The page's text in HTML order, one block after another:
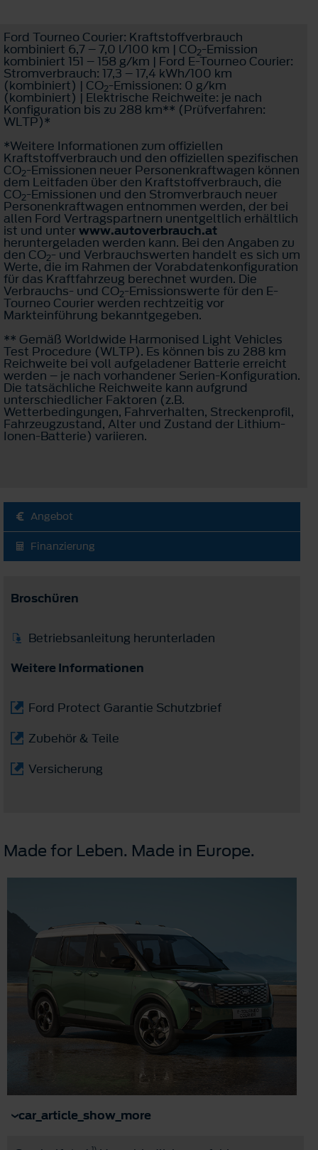
Ford Tourneo Courier: Kraftstoffverbrauch
kombiniert 6,7 – 7,0 l/100 km | CO2-Emission
kombiniert 151 – 158 g/km | Ford E-Tourneo Courier:
Stromverbrauch: 17,3 – 17,4 kWh/100 km
(kombiniert) | CO2-Emissionen: 0 g/km
(kombiniert) | Elektrische Reichweite: je nach
Konfiguration bis zu 288 km** (Prüfverfahren:
WLTP)*
*Weitere Informationen zum offiziellen
Kraftstoffverbrauch und den offiziellen spezifischen
CO2-Emissionen neuer Personenkraftwagen können
dem Leitfaden über den Kraftstoffverbrauch, die
CO2-Emissionen und den Stromverbrauch neuer
Personenkraftwagen entnommen werden, der bei
allen Ford Vertragspartnern unentgeltlich erhältlich
ist und unterwww.autoverbrauch.at
heruntergeladen werden kann. Bei den Angaben zu
den CO2- und Verbrauchswerten handelt es sich um
Werte, die im Rahmen der Vorabdatenkonfiguration
für das Kraftfahrzeug berechnet wurden. Die
Verbrauchs- und CO2-Emissionswerte für den E-
Tourneo Courier werden rechtzeitig vor
Markteinführung bekanntgegeben.
** Gemäß Worldwide Harmonised Light Vehicles
Test Procedure (WLTP). Es können bis zu 288 km
Reichweite bei voll aufgeladener Batterie erreicht
werden – je nach vorhandener Serien-Konfiguration.
Die tatsächliche Reichweite kann aufgrund
unterschiedlicher Faktoren (z.B.
Wetterbedingungen, Fahrverhalten, Streckenprofil,
Fahrzeugzustand, Alter und Zustand der Lithium-
Ionen-Batterie) variieren.
Angebot
Finanzierung
Broschüren
Betriebsanleitung herunterladen
Weitere Informationen
Ford Protect Garantie Schutzbrief
Zubehör & Teile
Versicherung
Made for Leben. Made in Europe.
car_article_show_more